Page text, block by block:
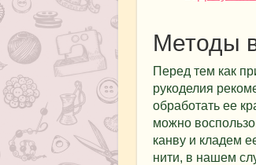
Методы
Перед тем как
рукоделия
обработать ее
можно
канву и кладем
нити, в нашем